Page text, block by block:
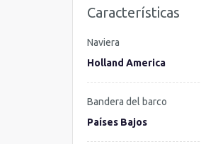
Características
Naviera
Holland America
Bandera del barco
Países Bajos